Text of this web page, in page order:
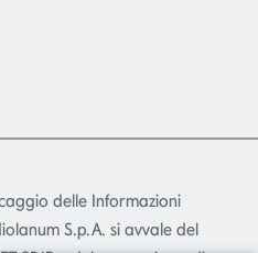
delle Informazioni
S.p.A. si avvale del